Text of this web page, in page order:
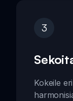
3
Kokeile